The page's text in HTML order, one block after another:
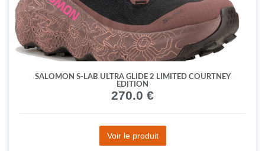
SALOMON S-LAB ULTRA GLIDE 2 LIMITED COURTNEY
EDITION
270.0 €
Voir le produit